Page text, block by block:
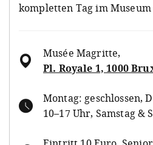
kompletten Tag im
Musée Magritte,
Pl. Royale 1, 1000
Montag: geschlossen,
10–17 Uhr, Samstag &